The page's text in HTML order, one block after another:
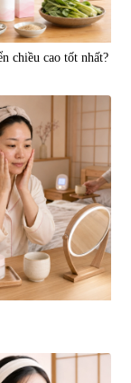
chiều cao tốt nhất?